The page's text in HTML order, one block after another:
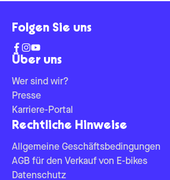
Über uns
Wer sind wir?
Presse
Karriere-Portal
Rechtliche Hinweise
Allgemeine Geschäftsbedingungen
AGB für den Verkauf von E-bikes
Datenschutz
Folgen Sie uns